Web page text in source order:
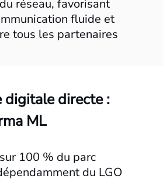
réseau, favorisant
fluide et
tous les partenaires
digitale directe :
ML
100 % du parc
du LGO